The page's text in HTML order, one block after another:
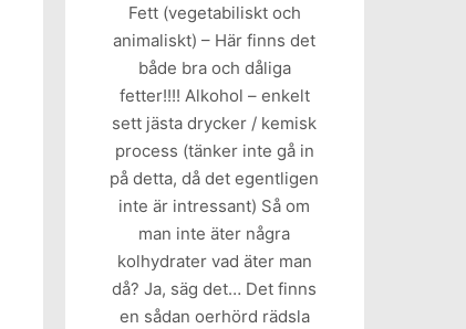
Fett (vegetabiliskt och
animaliskt) – Här finns det
både bra och dåliga
fetter!!!! Alkohol – enkelt
sett jästa drycker / kemisk
process (tänker inte gå in
på detta, då det egentligen
inte är intressant) Så om
man inte äter några
kolhydrater vad äter man
då? Ja, säg det… Det finns
en sådan oerhörd rädsla